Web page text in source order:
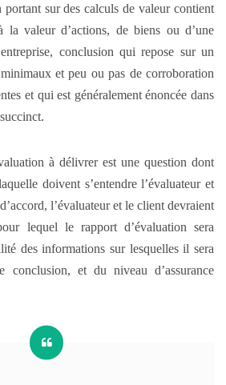
sur des calculs de valeur contient
la valeur d’actions, de biens ou d’une
conclusion qui repose sur un
et peu ou pas de corroboration
et qui est généralement énoncée dans
à délivrer est une question dont
doivent s’entendre l’évaluateur et
l’évaluateur et le client devraient
lequel le rapport d’évaluation sera
des informations sur lesquelles il sera
conclusion, et du niveau d’assurance